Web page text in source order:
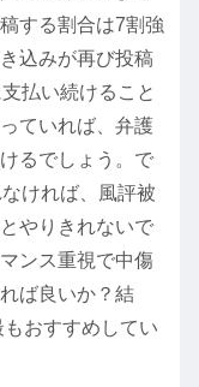
する割合は7割強
込みが再び投稿
払い続けること
ていれば、弁護
るでしょう。で
ければ、風評被
やりきれないで
ンス重視で中傷
ば良いか？結
もおすすめしてい